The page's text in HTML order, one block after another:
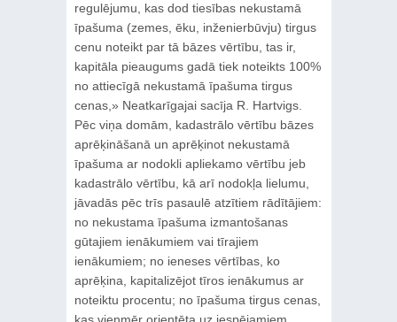
regulējumu, kas dod tiesības nekustamā
īpašuma (zemes, ēku, inženierbūvju) tirgus
cenu noteikt par tā bāzes vērtību, tas ir,
kapitāla pieaugums gadā tiek noteikts 100%
no attiecīgā nekustamā īpašuma tirgus
cenas,» Neatkarīgajai sacīja R. Hartvigs.
Pēc viņa domām, kadastrālo vērtību bāzes
aprēķināšanā un aprēķinot nekustamā
īpašuma ar nodokli apliekamo vērtību jeb
kadastrālo vērtību, kā arī nodokļa lielumu,
jāvadās pēc trīs pasaulē atzītiem rādītājiem:
no nekustama īpašuma izmantošanas
gūtajiem ienākumiem vai tīrajiem
ienākumiem; no ieneses vērtības, ko
aprēķina, kapitalizējot tīros ienākumus ar
noteiktu procentu; no īpašuma tirgus cenas,